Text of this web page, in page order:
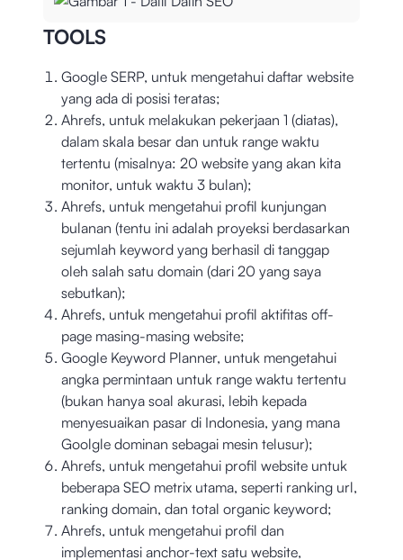
TOOLS
Google SERP, untuk mengetahui daftar website
yang ada di posisi teratas;
Ahrefs, untuk melakukan pekerjaan 1 (diatas),
dalam skala besar dan untuk range waktu
tertentu (misalnya: 20 website yang akan kita
monitor, untuk waktu 3 bulan);
Ahrefs, untuk mengetahui profil kunjungan
bulanan (tentu ini adalah proyeksi berdasarkan
sejumlah keyword yang berhasil di tanggap
oleh salah satu domain (dari 20 yang saya
sebutkan);
Ahrefs, untuk mengetahui profil aktifitas off-
page masing-masing website;
Google Keyword Planner, untuk mengetahui
angka permintaan untuk range waktu tertentu
(bukan hanya soal akurasi, lebih kepada
menyesuaikan pasar di Indonesia, yang mana
Goolgle dominan sebagai mesin telusur);
Ahrefs, untuk mengetahui profil website untuk
beberapa SEO metrix utama, seperti ranking url,
ranking domain, dan total organic keyword;
Ahrefs, untuk mengetahui profil dan
implementasi anchor-text satu website,